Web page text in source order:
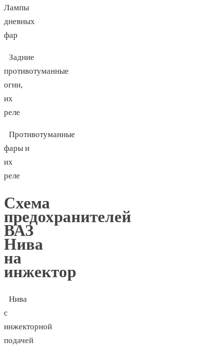
Лампы
дневных
фар
Задние
противотуманные
огни,
их
реле
Противотуманные
фары и
их
реле
Схема
предохранителей
ВАЗ
Нива
на
инжектор
Нива
с
инжекторной
подачей